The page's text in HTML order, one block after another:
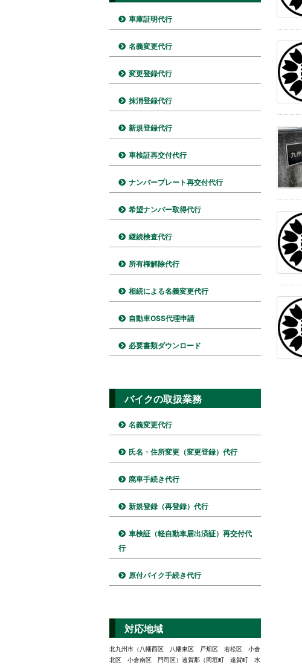
車庫証明代行
名義変更代行
変更登録代行
抹消登録代行
新規登録代行
車検証再交付代行
ナンバープレート再交付代行
希望ナンバー取得代行
継続検査代行
所有権解除代行
相続による名義変更代行
自動車OSS代理申請
必要書類ダウンロード
バイクの取扱業務
名義変更代行
氏名・住所変更（変更登録）代行
廃車手続き代行
新規登録（再登録）代行
車検証（軽自動車届出済証）再交付代
行
原付バイク手続き代行
対応地域
北九州市（八幡西区 八幡東区 戸畑区 若松区 小倉
北区 小倉南区 門司区）遠賀郡（岡垣町 遠賀町 水